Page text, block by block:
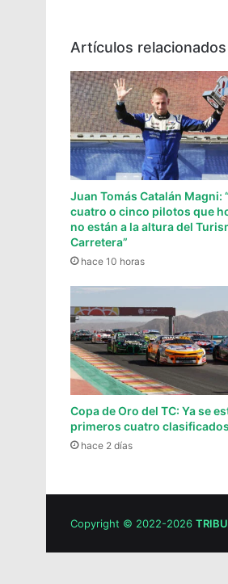
Artículos relacionados
Juan Tomás Catalán Magni:
cuatro o cinco pilotos que
no están a la altura del
Carretera”
hace 10 horas
Copa de Oro del TC: Ya se
primeros cuatro clasificados
hace 2 días
Copyright © 2022-2026